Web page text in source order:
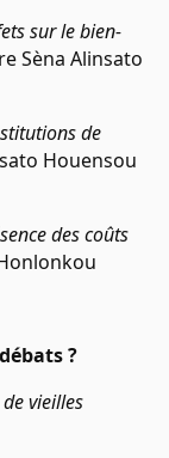
sur le bien-
Sèna Alinsato
de
Houensou
des coûts
?
vieilles